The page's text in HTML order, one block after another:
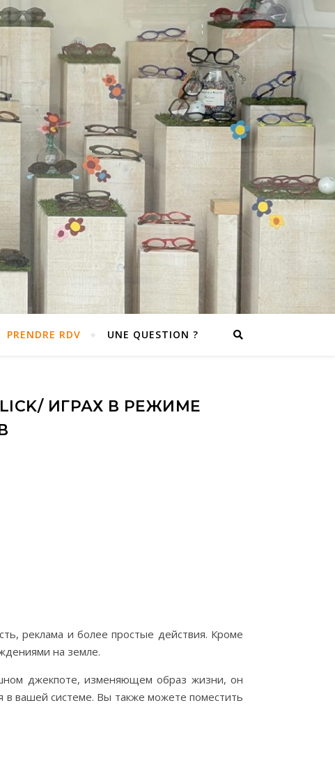
PRENDRE RDV UNE QUESTION ?
ИГРАХ В РЕЖИМЕ
реклама и более простые действия. Кроме
на земле.
джекпоте, изменяющем образ жизни, он
в вашей системе. Вы также можете поместить